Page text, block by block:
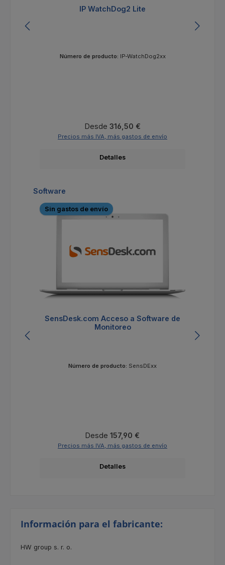
IP WatchDog2 Lite
Número de producto: IP-WatchDog2xx
Precio normal:
Desde 316,50 €
Precios más IVA, más gastos de envío
Detalles
Omitir la galería de productos
Software
Sin gastos de envío
SensDesk.com Acceso a Software de
Monitoreo
Número de producto: SensDExx
Precio normal:
Desde 157,90 €
Precios más IVA, más gastos de envío
Detalles
Información para el fabricante:
HW group s. r. o.